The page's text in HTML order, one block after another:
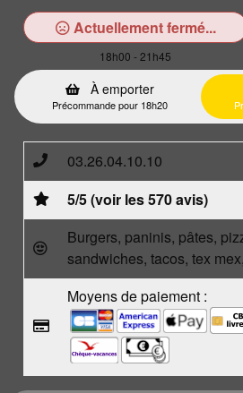
Actuellement fermé...
18h00 - 21h45
À emporter
Précommande pour 18h20
03.26.04.10.10
5/5 (voir les 570 avis)
Burgers, paninis, pâtes,
sandwiches, tacos, tex
Moyens de paiement :